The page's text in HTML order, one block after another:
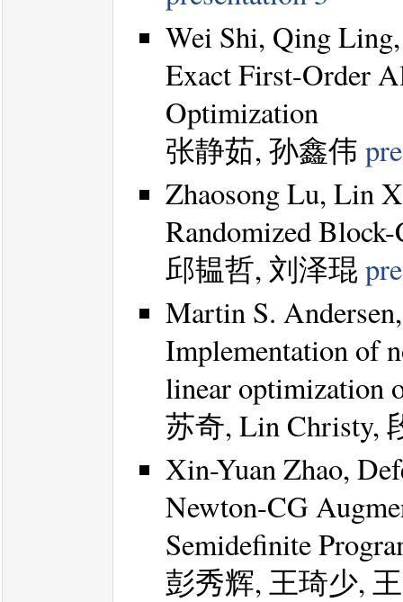
Wei Shi, Qing
Exact First-Order
Optimization
张静茹, 孙鑫伟
Zhaosong Lu, Lin
Randomized
邱韫哲, 刘泽琨
Martin S.
Implementation of
linear optimization
苏奇, Lin Christy,
Xin-Yuan Zhao,
Newton-CG
Semidefinite
彭秀辉, 王琦少,